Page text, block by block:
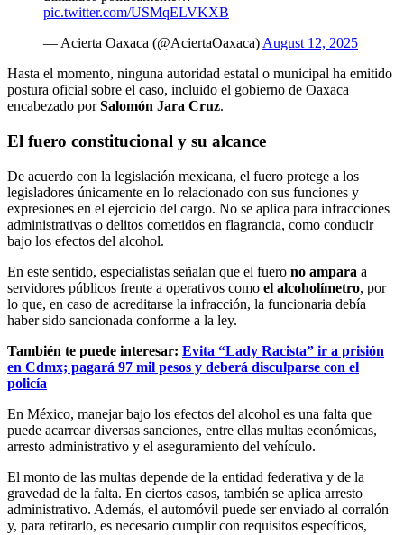
pic.twitter.com/USMqELVKXB
— Acierta Oaxaca (@AciertaOaxaca) August 12, 2025
Hasta el momento, ninguna autoridad estatal o municipal ha emitido
postura oficial sobre el caso, incluido el gobierno de Oaxaca
encabezado porSalomón Jara Cruz.
El fuero constitucional y su alcance
De acuerdo con la legislación mexicana, el fuero protege a los
legisladores únicamente en lo relacionado con sus funciones y
expresiones en el ejercicio del cargo. No se aplica para infracciones
administrativas o delitos cometidos en flagrancia, como conducir
bajo los efectos del alcohol.
En este sentido, especialistas señalan que el fuero no ampara a
servidores públicos frente a operativos como el alcoholímetro, por
lo que, en caso de acreditarse la infracción, la funcionaria debía
haber sido sancionada conforme a la ley.
También te puede interesar: Evita “Lady Racista” ir a prisión
en Cdmx; pagará 97 mil pesos y deberá disculparse con el
policía
En México, manejar bajo los efectos del alcohol es una falta que
puede acarrear diversas sanciones, entre ellas multas económicas,
arresto administrativo y el aseguramiento del vehículo.
El monto de las multas depende de la entidad federativa y de la
gravedad de la falta. En ciertos casos, también se aplica arresto
administrativo. Además, el automóvil puede ser enviado al corralón
y, para retirarlo, es necesario cumplir con requisitos específicos,